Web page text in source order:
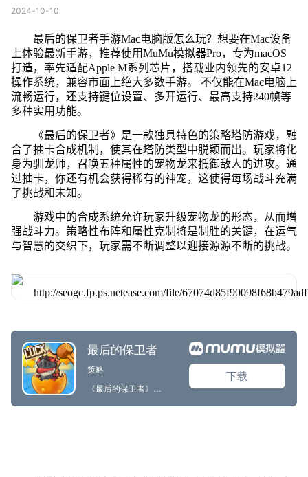
2024-10-10
最后的保卫者手游Mac电脑版怎么玩？想要在Mac设备
上体验最新手游，推荐使用MuMu模拟器Pro，专为macOS
打造，率先适配Apple M系列芯片，搭载业内领先的安卓12
操作系统，兼容市面上绝大多数手游。 不仅能在Mac电脑上
流畅运行，还支持键位设置、多开运行、最高支持240帧等
多种实用功能。
《最后的保卫者》是一款独具特色的策略塔防游戏，融
合了抽卡合成机制，使其在塔防类型中脱颖而出。玩家将化
身为驯龙师，召唤五种属性的宠物龙来抵御敌人的进攻。通
过抽卡，你还有机会获得稀有的神宠，这使得每场战斗充满
了挑战和未知。
游戏中的合成系统允许玩家升级宠物龙的形态，从而增
强战斗力。策略性布阵和属性克制将是制胜的关键，在运气
与智慧的交织下，玩家需不断调整以迎接源源不断的挑战。